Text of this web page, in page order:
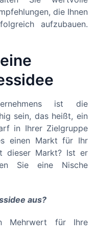
die Ihnen
aufzubauen.
ist die
sein, das heißt, ein
in Ihrer Zielgruppe
einen Markt für Ihr
dieser Markt? Ist er
Sie eine Nische
aus?
Mehrwert für Ihre